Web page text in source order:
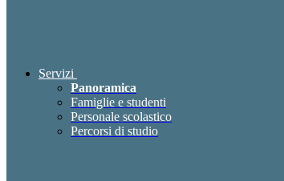
Servizi
Panoramica
Famiglie e studenti
Personale scolastico
Percorsi di studio